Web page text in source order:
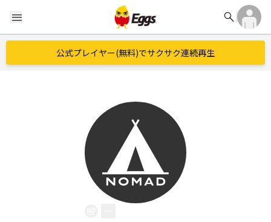
menu search
公式プレイヤー(無料)でサクサク連続再生